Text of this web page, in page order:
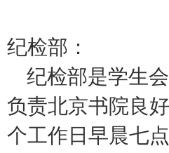
纪检部：
纪检部是学生
负责北京书院良
个工作日早晨七